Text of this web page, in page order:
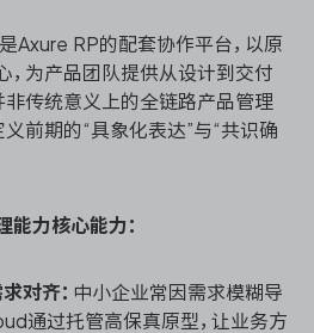
Axure RP的配套协作平台，以原
，为产品团队提供从设计到交付
非传统意义上的全链路产品管理
前期的“具象化表达”与“共识确
力核心能力：
对齐： 中小企业常因需求模糊导
通过托管高保真原型，让业务方